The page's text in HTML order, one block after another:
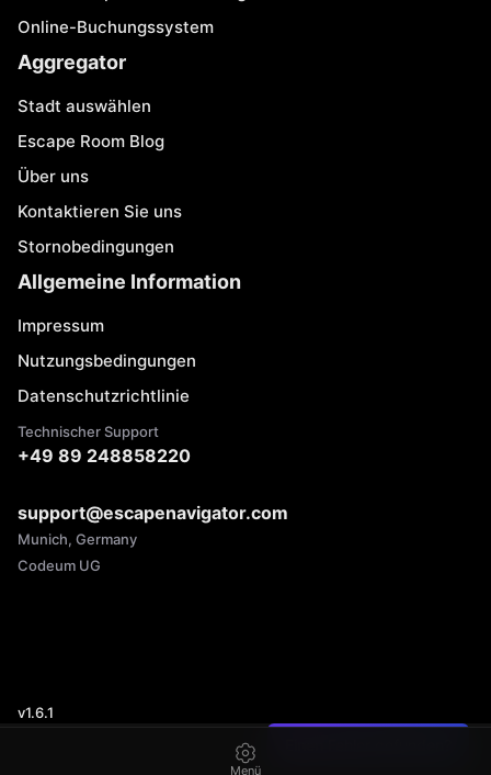
Online-Buchungssystem
Aggregator
Stadt auswählen
Escape Room Blog
Über uns
Kontaktieren Sie uns
Stornobedingungen
Allgemeine Information
Impressum
Nutzungsbedingungen
Datenschutzrichtlinie
Technischer Support
+49 89 248858220
support@escapenavigator.com
Munich, Germany
Codeum UG
v1.6.1
Menü